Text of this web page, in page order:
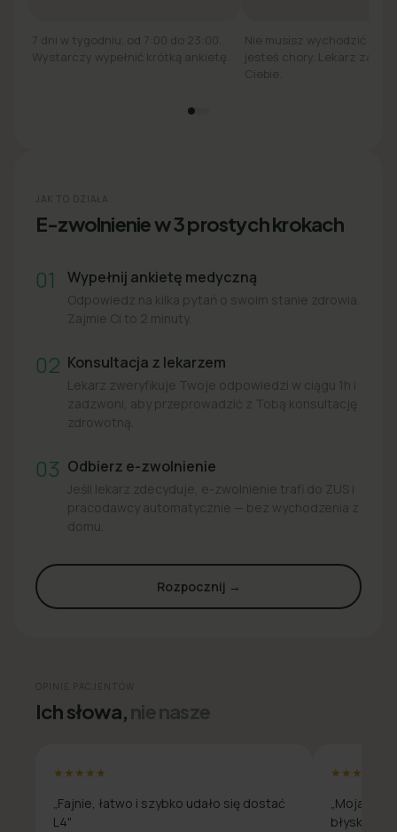
7 dni w tygodniu, od 7:00 do 23:00.
Wystarczy wypełnić krótką ankietę.
Nie musisz wychodzić z
jesteś chory. Lekarz
Ciebie.
JAK TO DZIAŁA
E-zwolnienie w 3 prostych krokach
01 Wypełnij ankietę medyczną
Odpowiedz na kilka pytań o swoim stanie zdrowia.
Zajmie Ci to 2 minuty.
02 Konsultacja z lekarzem
Lekarz zweryfikuje Twoje odpowiedzi w ciągu 1h i
zadzwoni, aby przeprowadzić z Tobą konsultację
zdrowotną.
03 Odbierz e-zwolnienie
Jeśli lekarz zdecyduje, e-zwolnienie trafi do ZUS i
pracodawcy automatycznie — bez wychodzenia z
domu.
Rozpocznij →
OPINIE PACJENTÓW
Ich słowa,nie nasze
★★★★★
„Fajnie, łatwo i szybko udało się dostać
L4"
★★★★★
„Moja